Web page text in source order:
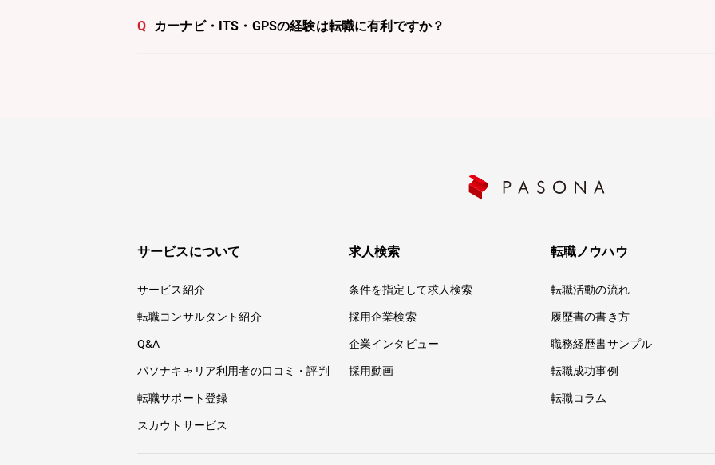
Q カーナビ・ITS・GPSの経験は転職に有利ですか？
サービスについて
サービス紹介
転職コンサルタント紹介
Q&A
パソナキャリア利用者の口コミ・評判
転職サポート登録
スカウトサービス
求人検索
条件を指定して求人検索
採用企業検索
企業インタビュー
採用動画
転職ノウハウ
転職活動の流れ
履歴書の書き方
職務経歴書サンプル
転職成功事例
転職コラム